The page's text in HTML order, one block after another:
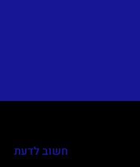
חשוב לדעת